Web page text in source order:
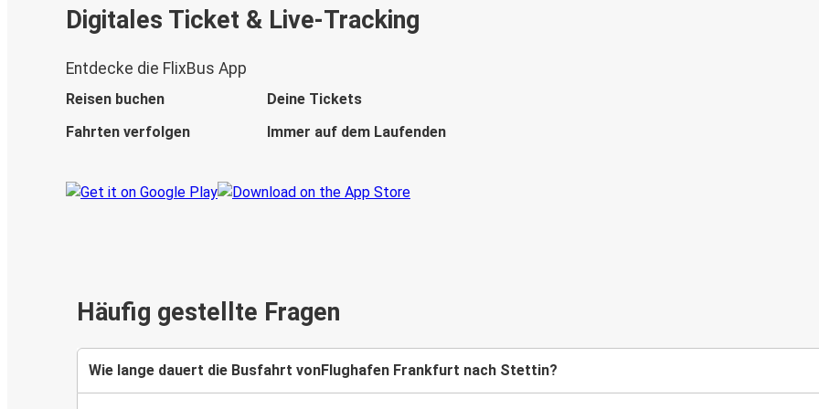
Digitales Ticket & Live-Tracking
Entdecke die FlixBus App
Reisen buchen
Deine Tickets
Fahrten verfolgen
Immer auf dem Laufenden
Häufig gestellte Fragen
Wie lange dauert die Busfahrt vonFlughafen Frankfurt nach Stettin?